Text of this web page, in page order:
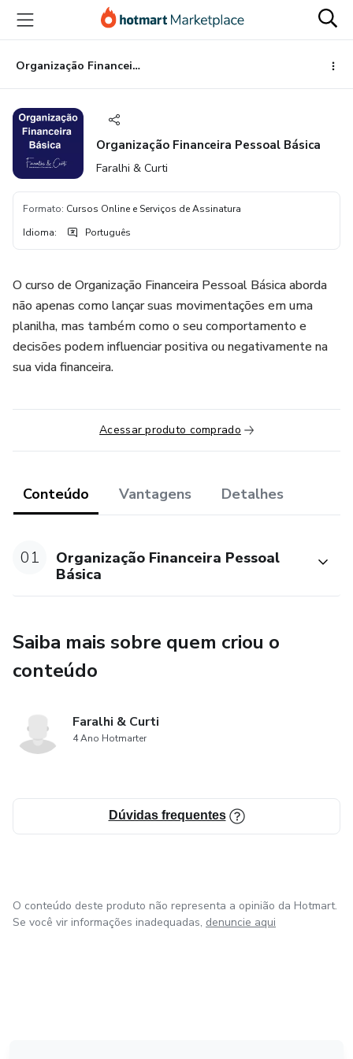
para
conteúdo
principal
para
pagamento
para
rodapé
Organização Financeira Pessoal Básica
Organização Financeira Pessoal Básica
Faralhi & Curti
Formato: Cursos Online e Serviços de Assinatura
Idioma: Português
O curso de Organização Financeira Pessoal Básica aborda
não apenas como lançar suas movimentações em uma
planilha, mas também como o seu comportamento e
decisões podem influenciar positiva ou negativamente na
sua vida financeira.
Acessar produto comprado
Conteúdo Vantagens Detalhes
01
Organização Financeira Pessoal
Básica
Saiba mais sobre quem criou o
conteúdo
Faralhi & Curti
4 Ano Hotmarter
Dúvidas frequentes
O conteúdo deste produto não representa a opinião da Hotmart.
Se você vir informações inadequadas, denuncie aqui